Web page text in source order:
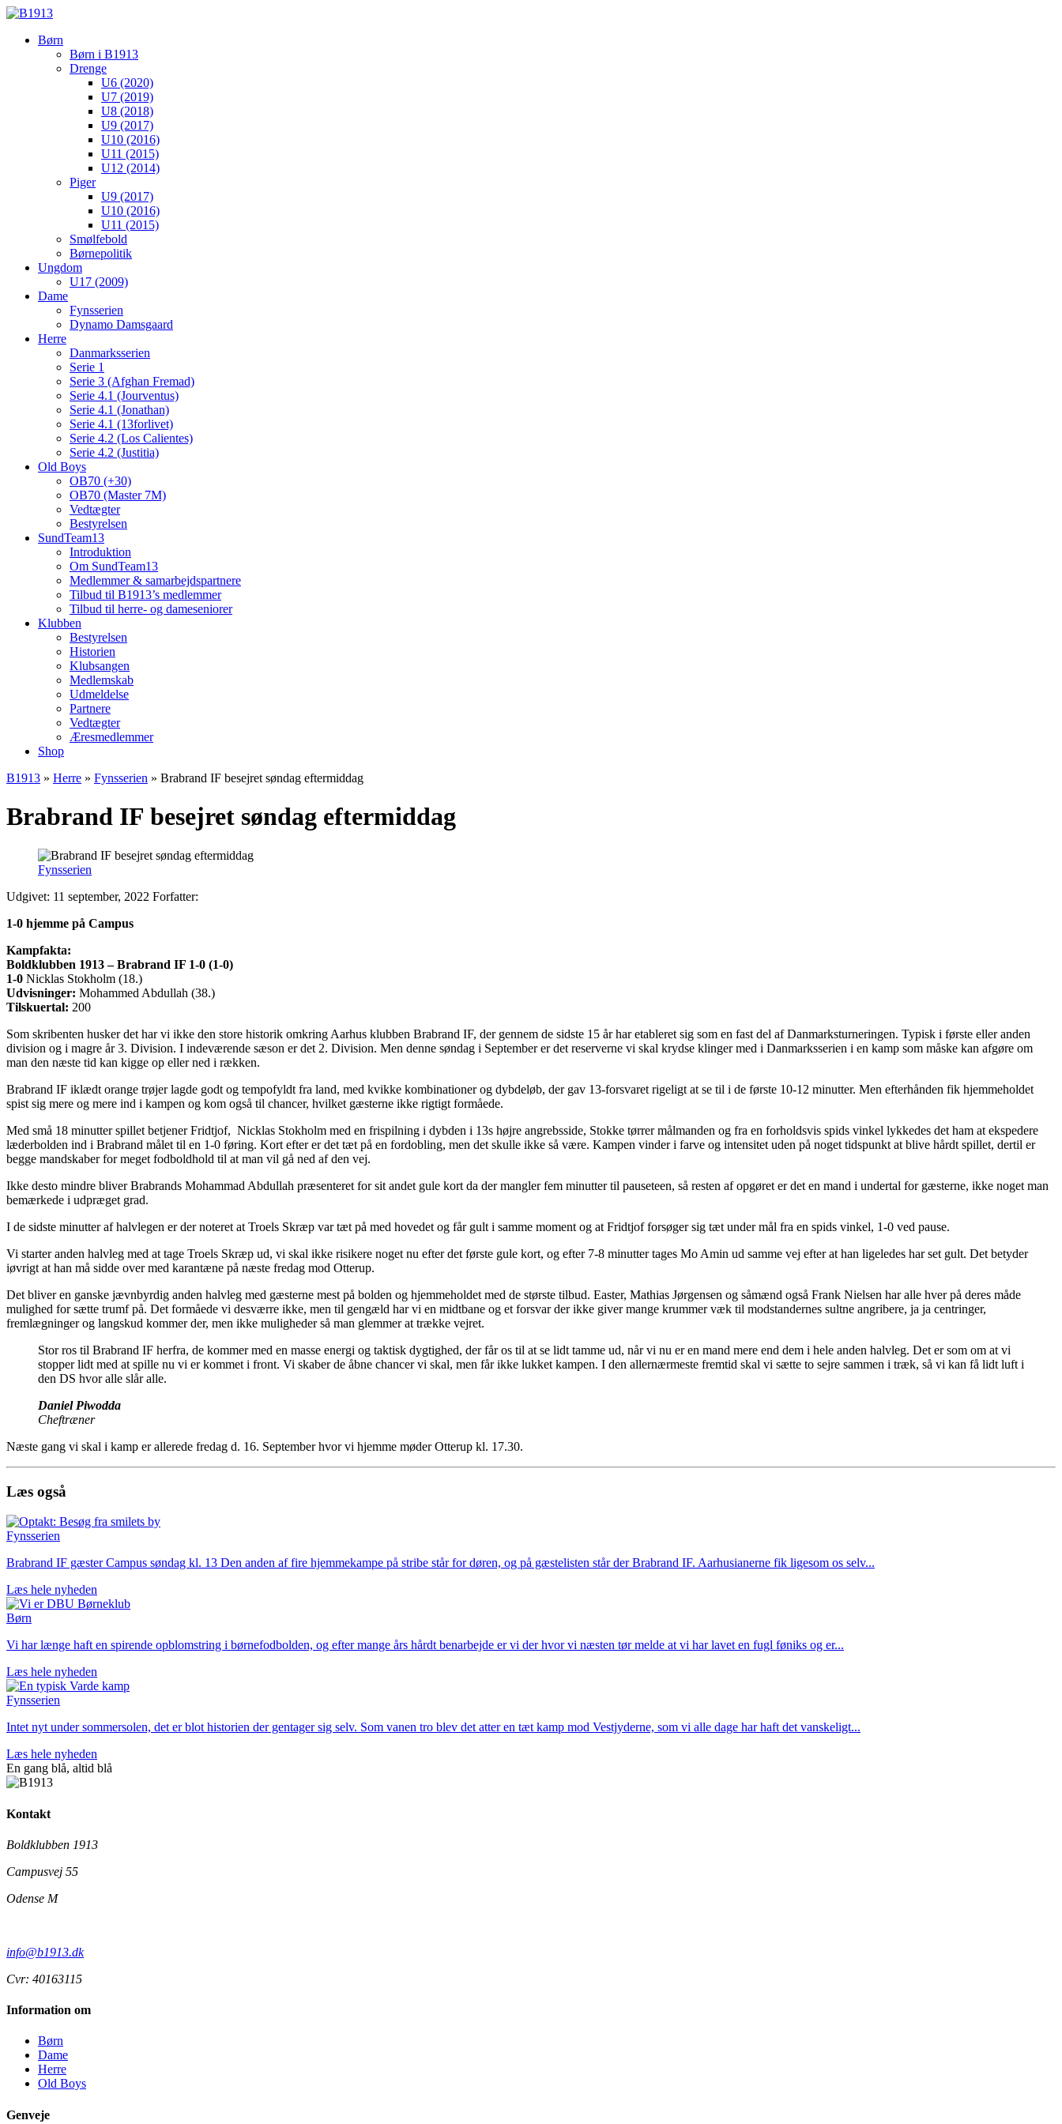
Børn
Børn i B1913
Drenge
U6 (2020)
U7 (2019)
U8 (2018)
U9 (2017)
U10 (2016)
U11 (2015)
U12 (2014)
Piger
U9 (2017)
U10 (2016)
U11 (2015)
Smølfebold
Børnepolitik
Ungdom
U17 (2009)
Dame
Fynsserien
Dynamo Damsgaard
Herre
Danmarksserien
Serie 1
Serie 3 (Afghan Fremad)
Serie 4.1 (Jourventus)
Serie 4.1 (Jonathan)
Serie 4.1 (13forlivet)
Serie 4.2 (Los Calientes)
Serie 4.2 (Justitia)
Old Boys
OB70 (+30)
OB70 (Master 7M)
Vedtægter
Bestyrelsen
SundTeam13
Introduktion
Om SundTeam13
Medlemmer & samarbejdspartnere
Tilbud til B1913’s medlemmer
Tilbud til herre- og dameseniorer
Klubben
Bestyrelsen
Historien
Klubsangen
Medlemskab
Udmeldelse
Partnere
Vedtægter
Æresmedlemmer
Shop
B1913 » Herre » Fynsserien » Brabrand IF besejret søndag eftermiddag
Brabrand IF besejret søndag eftermiddag
Fynsserien
Udgivet: 11 september, 2022 Forfatter:
1-0 hjemme på Campus
Kampfakta:
Boldklubben 1913 – Brabrand IF 1-0 (1-0)
1-0 Nicklas Stokholm (18.)
Udvisninger: Mohammed Abdullah (38.)
Tilskuertal: 200
Som skribenten husker det har vi ikke den store historik omkring Aarhus klubben Brabrand IF, der gennem de sidste 15 år har etableret sig som en fast del af Danmarksturneringen. Typisk i første eller anden
division og i magre år 3. Division. I indeværende sæson er det 2. Division. Men denne søndag i September er det reserverne vi skal krydse klinger med i Danmarksserien i en kamp som måske kan afgøre om
man den næste tid kan kigge op eller ned i rækken.
Brabrand IF iklædt orange trøjer lagde godt og tempofyldt fra land, med kvikke kombinationer og dybdeløb, der gav 13-forsvaret rigeligt at se til i de første 10-12 minutter. Men efterhånden fik hjemmeholdet
spist sig mere og mere ind i kampen og kom også til chancer, hvilket gæsterne ikke rigtigt formåede.
Med små 18 minutter spillet betjener Fridtjof, Nicklas Stokholm med en frispilning i dybden i 13s højre angrebsside, Stokke tørrer målmanden og fra en forholdsvis spids vinkel lykkedes det ham at ekspedere
læderbolden ind i Brabrand målet til en 1-0 føring. Kort efter er det tæt på en fordobling, men det skulle ikke så være. Kampen vinder i farve og intensitet uden på noget tidspunkt at blive hårdt spillet, dertil er
begge mandskaber for meget fodboldhold til at man vil gå ned af den vej.
Ikke desto mindre bliver Brabrands Mohammad Abdullah præsenteret for sit andet gule kort da der mangler fem minutter til pauseteen, så resten af opgøret er det en mand i undertal for gæsterne, ikke noget man
bemærkede i udpræget grad.
I de sidste minutter af halvlegen er der noteret at Troels Skræp var tæt på med hovedet og får gult i samme moment og at Fridtjof forsøger sig tæt under mål fra en spids vinkel, 1-0 ved pause.
Vi starter anden halvleg med at tage Troels Skræp ud, vi skal ikke risikere noget nu efter det første gule kort, og efter 7-8 minutter tages Mo Amin ud samme vej efter at han ligeledes har set gult. Det betyder
iøvrigt at han må sidde over med karantæne på næste fredag mod Otterup.
Det bliver en ganske jævnbyrdig anden halvleg med gæsterne mest på bolden og hjemmeholdet med de største tilbud. Easter, Mathias Jørgensen og såmænd også Frank Nielsen har alle hver på deres måde
mulighed for sætte trumf på. Det formåede vi desværre ikke, men til gengæld har vi en midtbane og et forsvar der ikke giver mange krummer væk til modstandernes sultne angribere, ja ja centringer,
fremlægninger og langskud kommer der, men ikke muligheder så man glemmer at trække vejret.
Stor ros til Brabrand IF herfra, de kommer med en masse energi og taktisk dygtighed, der får os til at se lidt tamme ud, når vi nu er en mand mere end dem i hele anden halvleg. Det er som om at vi
stopper lidt med at spille nu vi er kommet i front. Vi skaber de åbne chancer vi skal, men får ikke lukket kampen. I den allernærmeste fremtid skal vi sætte to sejre sammen i træk, så vi kan få lidt luft i
den DS hvor alle slår alle.
Daniel Piwodda
Cheftræner
Næste gang vi skal i kamp er allerede fredag d. 16. September hvor vi hjemme møder Otterup kl. 17.30.
Læs også
Fynsserien
Brabrand IF gæster Campus søndag kl. 13 Den anden af fire hjemmekampe på stribe står for døren, og på gæstelisten står der Brabrand IF. Aarhusianerne fik ligesom os selv...
Læs hele nyheden
Børn
Vi har længe haft en spirende opblomstring i børnefodbolden, og efter mange års hårdt benarbejde er vi der hvor vi næsten tør melde at vi har lavet en fugl føniks og er...
Læs hele nyheden
Fynsserien
Intet nyt under sommersolen, det er blot historien der gentager sig selv. Som vanen tro blev det atter en tæt kamp mod Vestjyderne, som vi alle dage har haft det vanskeligt...
Læs hele nyheden
En gang blå, altid blå
Kontakt
Boldklubben 1913
Campusvej 55
Odense M
info@b1913.dk
Cvr: 40163115
Information om
Børn
Dame
Herre
Old Boys
Genveje